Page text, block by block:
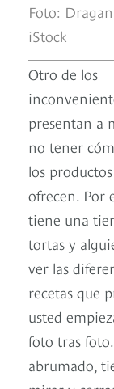
Foto:
iStock
Otro de los
presentan a
no tener
los
ofrecen. Por
tiene una
tortas y
ver las
recetas que
usted
foto tras
abrumado,